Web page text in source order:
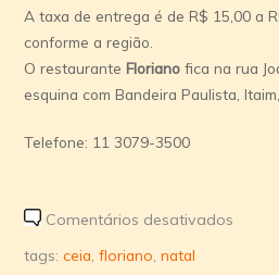
A taxa de entrega é de R$ 15,00 a
conforme a região.
O restauranteFloriano fica na rua
esquina com Bandeira Paulista,
Telefone: 11 3079-3500
Comentários desativados
tags:ceia ,floriano ,natal